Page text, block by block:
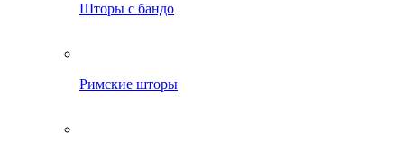
Шторы с бандо
Римские шторы